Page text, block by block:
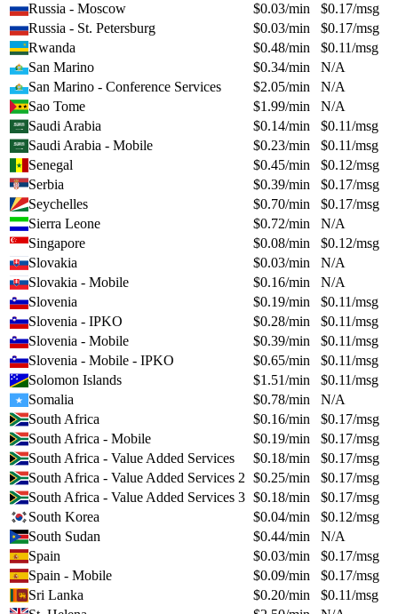
Russia - Moscow
$0.03/min $0.17/msg
Russia - St. Petersburg
$0.03/min $0.17/msg
Rwanda
$0.48/min $0.11/msg
San Marino
$0.34/min
N/A
San Marino - Conference Services
$2.05/min
N/A
Sao Tome
$1.99/min
N/A
Saudi Arabia
$0.14/min $0.11/msg
Saudi Arabia - Mobile
$0.23/min $0.11/msg
Senegal
$0.45/min $0.12/msg
Serbia
$0.39/min $0.17/msg
Seychelles
$0.70/min $0.17/msg
Sierra Leone
$0.72/min
N/A
Singapore
$0.08/min $0.12/msg
Slovakia
$0.03/min
N/A
Slovakia - Mobile
$0.16/min
N/A
Slovenia
$0.19/min $0.11/msg
Slovenia - IPKO
$0.28/min $0.11/msg
Slovenia - Mobile
$0.39/min $0.11/msg
Slovenia - Mobile - IPKO
$0.65/min $0.11/msg
Solomon Islands
$1.51/min $0.11/msg
Somalia
$0.78/min
N/A
South Africa
$0.16/min $0.17/msg
South Africa - Mobile
$0.19/min $0.17/msg
South Africa - Value Added Services
$0.18/min $0.17/msg
South Africa - Value Added Services 2 $0.25/min $0.17/msg
South Africa - Value Added Services 3 $0.18/min $0.17/msg
South Korea
$0.04/min $0.12/msg
South Sudan
$0.44/min
N/A
Spain
$0.03/min $0.17/msg
Spain - Mobile
$0.09/min $0.17/msg
Sri Lanka
$0.20/min $0.11/msg